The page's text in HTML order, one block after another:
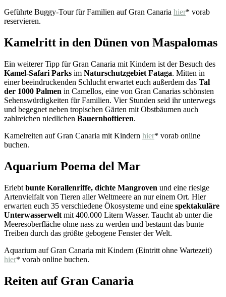
Geführte Buggy-Tour für Familien auf Gran Canaria hier* vorab
reservieren.
Kamelritt in den Dünen von Maspalomas
Ein weiterer Tipp für Gran Canaria mit Kindern ist der Besuch des
Kamel-Safari Parks im Naturschutzgebiet Fataga. Mitten in
einer beeindruckenden Schlucht erwartet euch außerdem das Tal
der 1000 Palmen in Camellos, eine von Gran Canarias schönsten
Sehenswürdigkeiten für Familien. Vier Stunden seid ihr unterwegs
und begegnet neben tropischen Gärten mit Obstbäumen auch
zahlreichen niedlichen Bauernhoftieren.
Kamelreiten auf Gran Canaria mit Kindern hier* vorab online
buchen.
Aquarium Poema del Mar
Erlebt bunte Korallenriffe, dichte Mangroven und eine riesige
Artenvielfalt von Tieren aller Weltmeere an nur einem Ort. Hier
erwarten euch 35 verschiedene Ökosysteme und eine spektakuläre
Unterwasserwelt mit 400.000 Litern Wasser. Taucht ab unter die
Meeresoberfläche ohne nass zu werden und bestaunt das bunte
Treiben durch das größte gebogene Fenster der Welt.
Aquarium auf Gran Canaria mit Kindern (Eintritt ohne Wartezeit)
hier* vorab online buchen.
Reiten auf Gran Canaria